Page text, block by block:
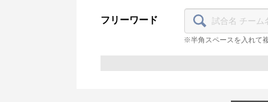
フリーワード
※半角スペースを入れて